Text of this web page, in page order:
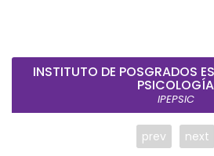
INSTITUTO DE POSGRADOS
PSICOLOGÍA
IPEPSIC
prev next